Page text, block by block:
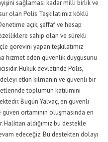
sağlaması kadar milli birlik ve
olan Polis Teşkilatımız köklü
açık, şeffaf ve hesap
sahip olan ve sürekli
görevini yapan teşkilatımız
hizmet eden güvenlik duygusunu
Hukuk devletinde Polis,
etkin kılmanın ve güvenli bir
toplumun katılımını
Bugün Yalvaç, en güvenli
ortamının oluşmasında en
Halktan aldığımız bu destekle
edeceğiz. Bu destekten dolayı